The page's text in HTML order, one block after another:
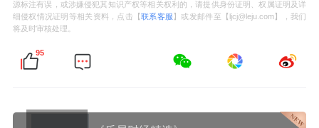
源标注有误，或涉嫌侵犯其知识产权等相关权利的，请提供身份证明、权属证明及详
细侵权情况证明等相关资料，点击【联系客服 】或发邮件至【ljcj@leju.com】，我们
将及时审核处理。
95